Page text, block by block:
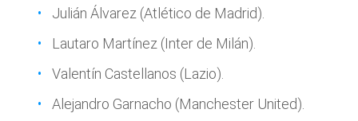
Julián Álvarez (Atlético de Madrid).
Lautaro Martínez (Inter de Milán).
Valentín Castellanos (Lazio).
Alejandro Garnacho (Manchester United).